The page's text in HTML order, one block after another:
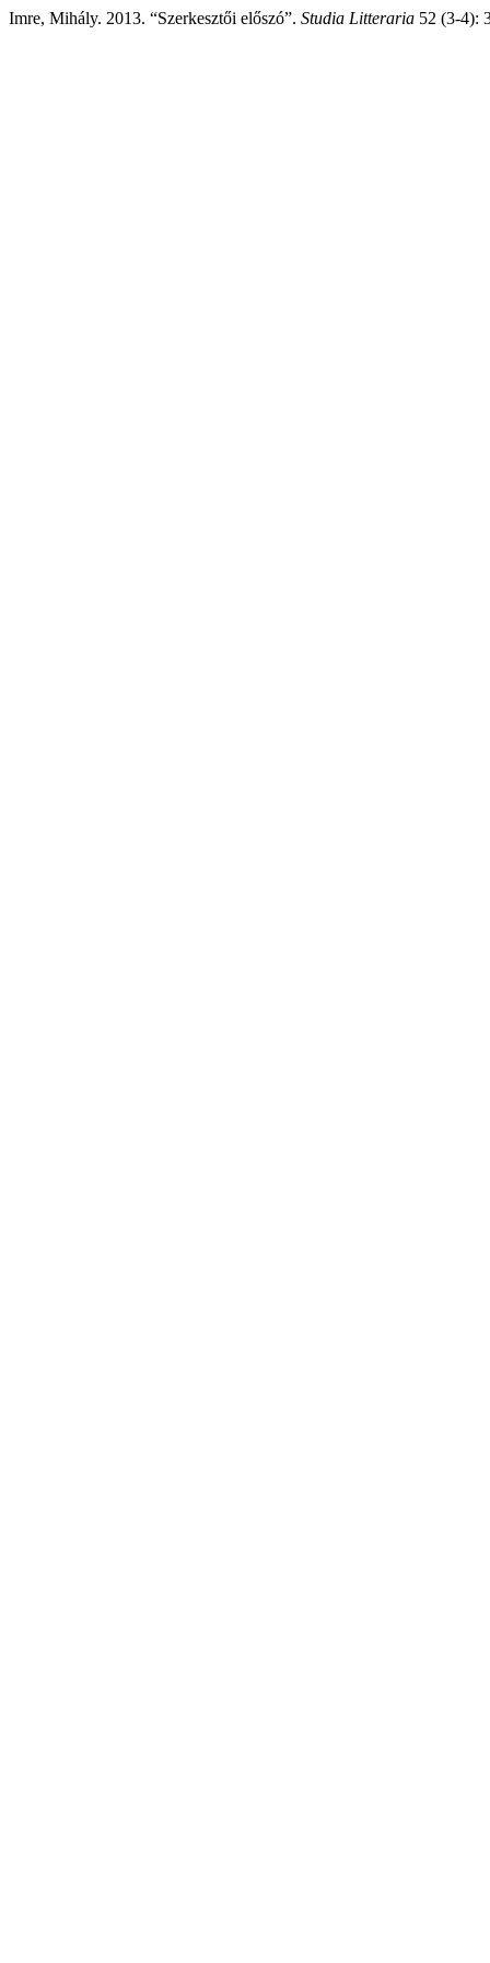
Imre, Mihály. 2013. “Szerkesztői előszó”. Studia Litteraria 52 (3-4):